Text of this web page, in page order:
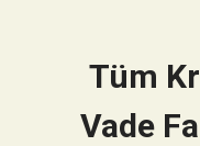
Tüm
Vade